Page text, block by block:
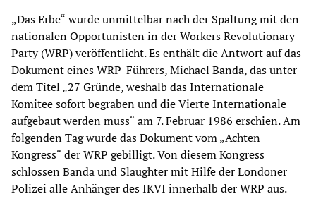
„Das Erbe“ wurde unmittelbar nach der Spaltung mit den
nationalen Opportunisten in der Workers Revolutionary
Party (WRP) veröffentlicht. Es enthält die Antwort auf das
Dokument eines WRP-Führers, Michael Banda, das unter
dem Titel „27 Gründe, weshalb das Internationale
Komitee sofort begraben und die Vierte Internationale
aufgebaut werden muss“ am 7. Februar 1986 erschien. Am
folgenden Tag wurde das Dokument vom „Achten
Kongress“ der WRP gebilligt. Von diesem Kongress
schlossen Banda und Slaughter mit Hilfe der Londoner
Polizei alle Anhänger des IKVI innerhalb der WRP aus.